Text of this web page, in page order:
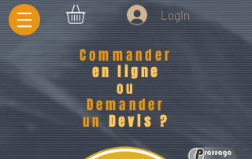
LogIn
Commander
en ligne
ou
Demander
un Devis ?